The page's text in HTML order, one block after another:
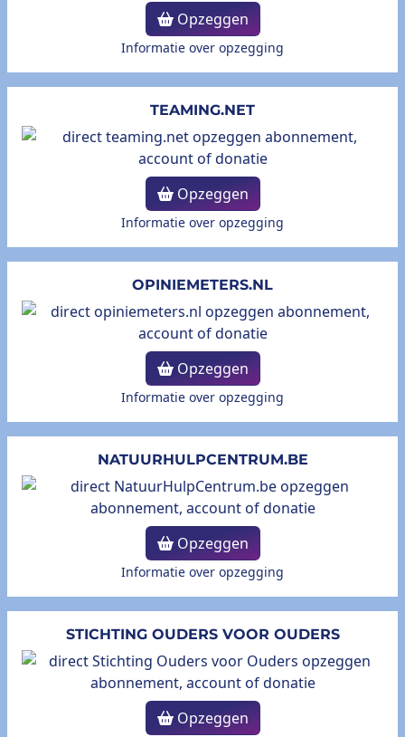
Opzeggen
Informatie over opzegging
TEAMING.NET
Opzeggen
Informatie over opzegging
OPINIEMETERS.NL
Opzeggen
Informatie over opzegging
NATUURHULPCENTRUM.BE
Opzeggen
Informatie over opzegging
STICHTING OUDERS VOOR OUDERS
Opzeggen